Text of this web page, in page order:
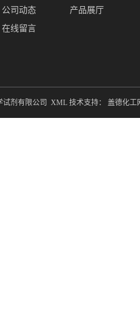
公司动态
产品展厅
在线留言
试剂有限公司 XML 技术支持： 盖德化工